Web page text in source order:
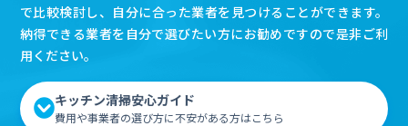
で比較検討し、自分に合った業者を見つけることができます。
納得できる業者を自分で選びたい方にお勧めですので是非ご利
用ください。
キッチン清掃安心ガイド
費用や事業者の選び方に不安がある方はこちら